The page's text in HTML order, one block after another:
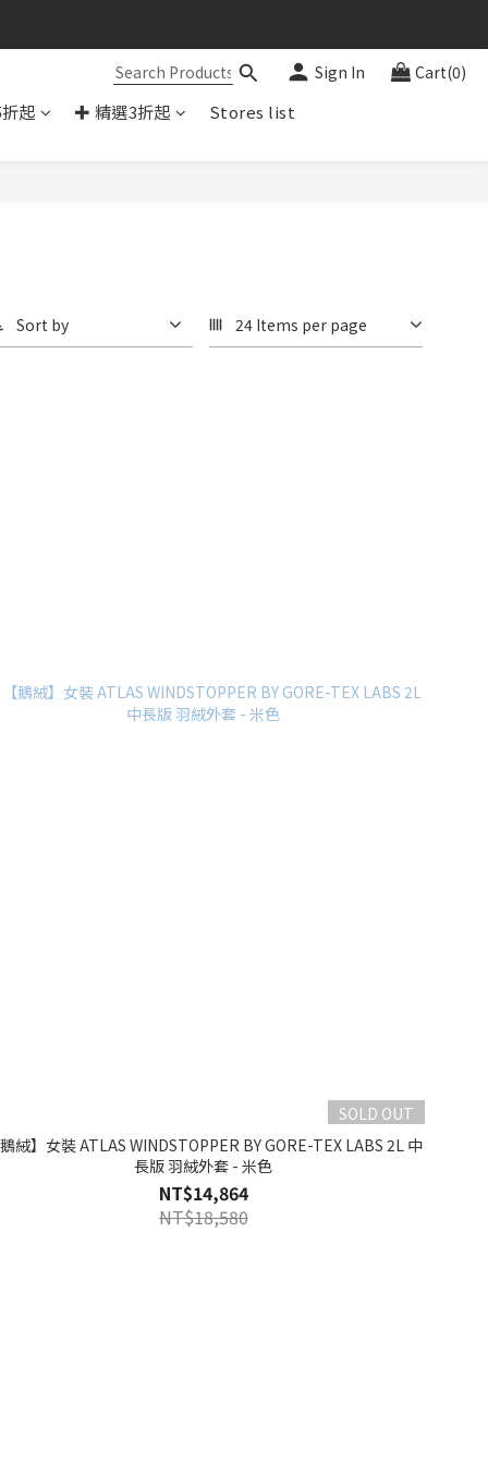
Sign In Cart(0)
起 ✚ 精選3折起 Stores list
Sort by 24 Items per page
SOLD OUT
絨】女裝 ATLAS WINDSTOPPER BY GORE-TEX LABS 2L 中
長版 羽絨外套 - 米色
NT$14,864
NT$18,580